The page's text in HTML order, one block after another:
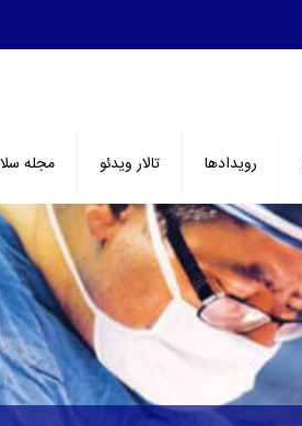
رویدادها تالار ویدئو مجله